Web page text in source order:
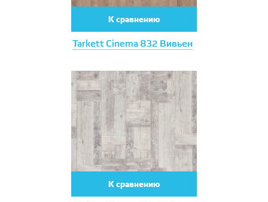
Tarkett Cinema 832 Вивьен
К сравнению
К сравнению